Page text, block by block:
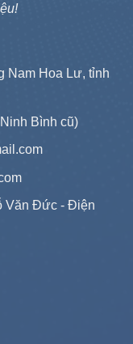
Nam Hoa Lư, tỉnh
Bình cũ)
Văn Đức - Điện